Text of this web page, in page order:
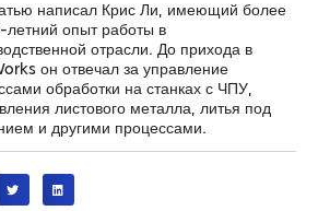
написал Крис Ли, имеющий более
летний опыт работы в
отрасли. До прихода в
он отвечал за управление
обработки на станках с ЧПУ,
листового металла, литья под
и другими процессами.